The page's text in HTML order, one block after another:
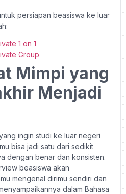
persiapan beasiswa ke luar
1 on 1
Group
Mimpi yang
Menjadi
ingin studi ke luar negeri
bisa jadi satu dari sedikit
dengan benar dan konsisten.
beasiswa akan
mengenal dirimu sendiri dan
dalam Bahasa